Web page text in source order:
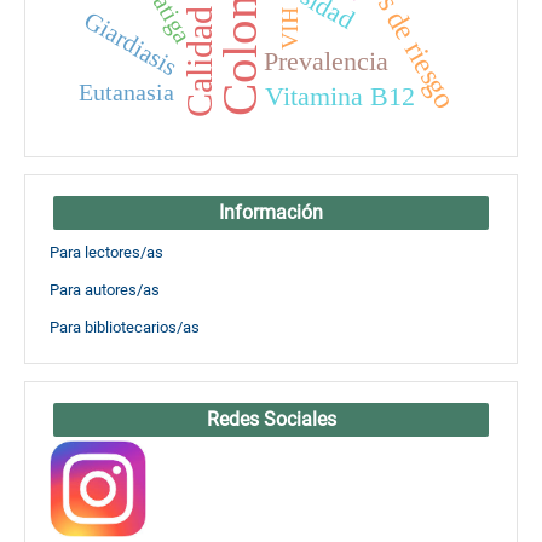
Prevalencia
Vitamina B12
fatiga
Giardiasis VIH
Eutanasia
Información
Para lectores/as
Para autores/as
Para bibliotecarios/as
Redes Sociales